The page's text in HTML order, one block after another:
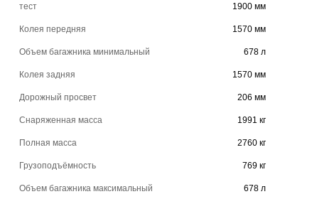
тест 1900 мм
Колея передняя 1570 мм
Объем багажника минимальный 678 л
Колея задняя 1570 мм
Дорожный просвет 206 мм
Снаряженная масса 1991 кг
Полная масса 2760 кг
Грузоподъёмность 769 кг
Объем багажника максимальный 678 л